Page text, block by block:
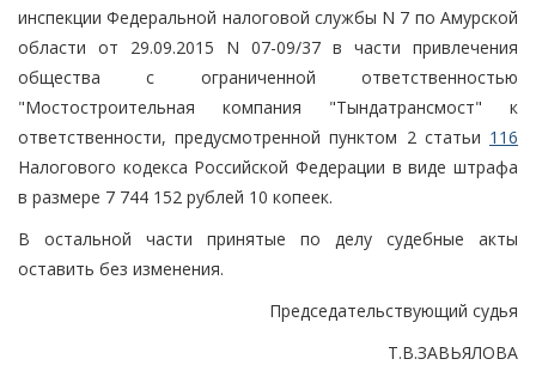
инспекции Федеральной налоговой службы N 7 по Амурской
области от 29.09.2015 N 07-09/37 в части привлечения
общества с ограниченной ответственностью
"Мостостроительная компания "Тындатрансмост" к
ответственности, предусмотренной пунктом 2 статьи 116
Налогового кодекса Российской Федерации в виде штрафа
в размере 7 744 152 рублей 10 копеек.
В остальной части принятые по делу судебные акты
оставить без изменения.
Председательствующий судья
Т.В.ЗАВЬЯЛОВА